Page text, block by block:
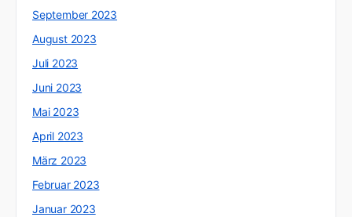
September 2023
August 2023
Juli 2023
Juni 2023
Mai 2023
April 2023
März 2023
Februar 2023
Januar 2023